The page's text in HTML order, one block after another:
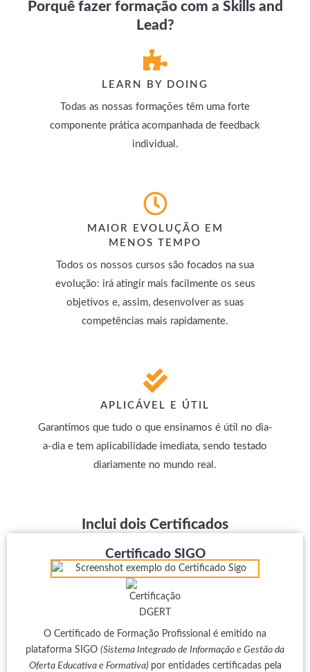
Porquê fazer formação com a Skills and
Lead?
LEARN BY DOING
Todas as nossas formações têm uma forte
componente prática acompanhada de feedback
individual.
MAIOR EVOLUÇÃO EM
MENOS TEMPO
Todos os nossos cursos são focados na sua
evolução: irá atingir mais facilmente os seus
objetivos e, assim, desenvolver as suas
competências mais rapidamente.
APLICÁVEL E ÚTIL
Garantimos que tudo o que ensinamos é útil no dia-
a-dia e tem aplicabilidade imediata, sendo testado
diariamente no mundo real.
Inclui dois Certificados
Certificado SIGO
O Certificado de Formação Profissional é emitido na
plataforma SIGO (Sistema Integrado de Informação e Gestão da
Oferta Educativa e Formativa) por entidades certificadas pela